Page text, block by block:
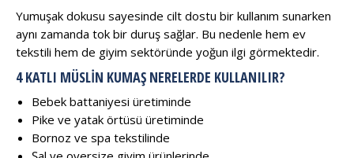
Yumuşak dokusu sayesinde cilt dostu bir kullanım sunarken
aynı zamanda tok bir duruş sağlar. Bu nedenle hem ev
tekstili hem de giyim sektöründe yoğun ilgi görmektedir.
4 KATLI MÜSLIN KUMAŞ NERELERDE KULLANILIR?
Bebek battaniyesi üretiminde
Pike ve yatak örtüsü üretiminde
Bornoz ve spa tekstilinde